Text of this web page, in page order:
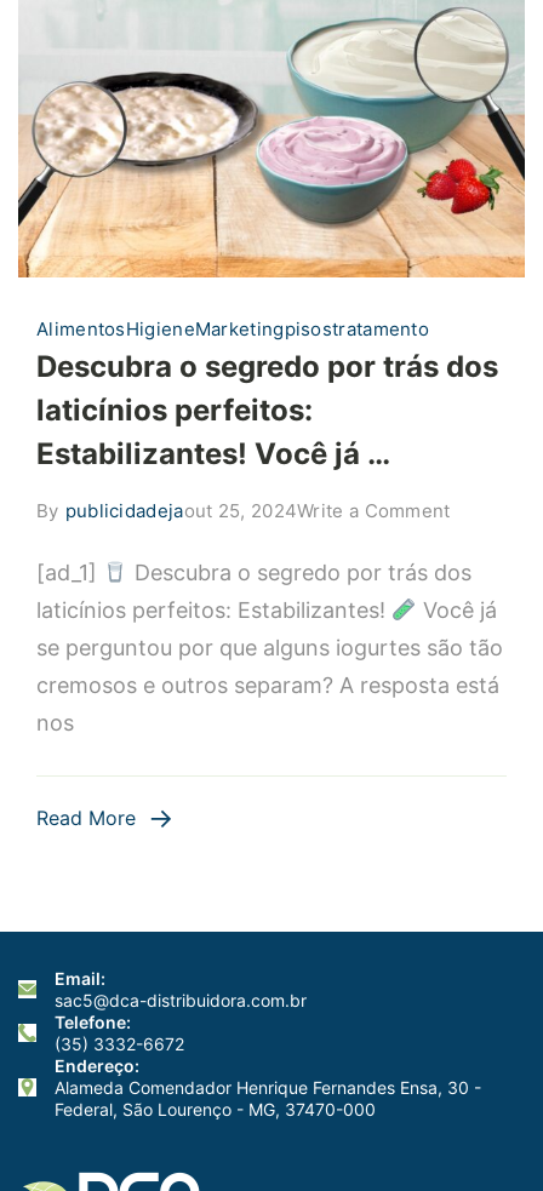
AlimentosHigieneMarketingpisostratamento
Descubra o segredo por trás dos
laticínios perfeitos:
Estabilizantes! Você já …
By publicidadejaout 25, 2024Write a Commenton
o
segredo
por
dos
[ad_1]
Descubra o segredo por trás dos
laticínios perfeitos: Estabilizantes!
Você já
se perguntou por que alguns iogurtes são tão
cremosos e outros separam? A resposta está
nos
Read More
Email:
sac5@dca-distribuidora.com.br
Telefone:
(35) 3332-6672
Endereço:
Alameda Comendador Henrique Fernandes Ensa, 30 -
Federal, São Lourenço - MG, 37470-000